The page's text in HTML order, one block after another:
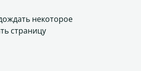
некоторое
страницу